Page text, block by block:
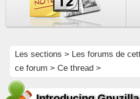
Les sections > Les forums de
ce forum > Ce thread >